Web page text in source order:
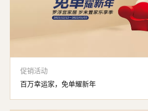
促销活动
百万幸运家，免单耀新年